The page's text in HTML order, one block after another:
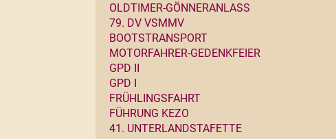
OLDTIMER-GÖNNERANLASS
79. DV VSMMV
BOOTSTRANSPORT
MOTORFAHRER-GEDENKFEIER
GPD II
GPD I
FRÜHLINGSFAHRT
FÜHRUNG KEZO
41. UNTERLANDSTAFETTE